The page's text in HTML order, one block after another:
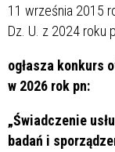
11 września 2015
Dz. U. z 2024 roku
ogłasza konkurs
w 2026 rok pn:
„Świadczenie
badań i